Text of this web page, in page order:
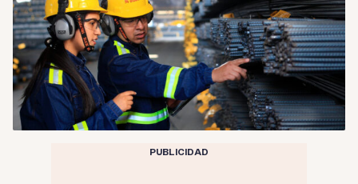
PUBLICIDAD